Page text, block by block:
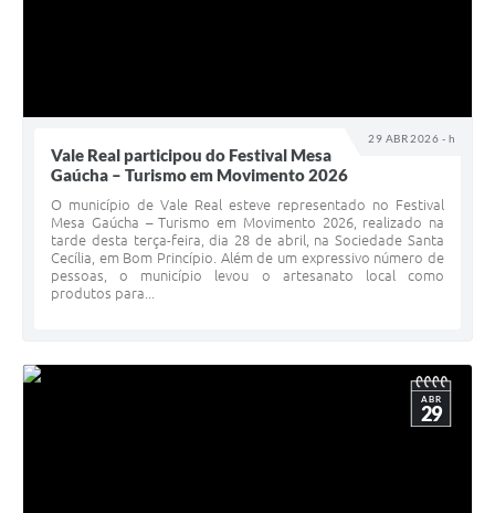
29 ABR 2026 - h
Vale Real participou do Festival Mesa
Gaúcha – Turismo em Movimento 2026
O município de Vale Real esteve representado no Festival
Mesa Gaúcha – Turismo em Movimento 2026, realizado na
tarde desta terça-feira, dia 28 de abril, na Sociedade Santa
Cecília, em Bom Princípio. Além de um expressivo número de
pessoas, o município levou o artesanato local como
produtos para...
ABR
29